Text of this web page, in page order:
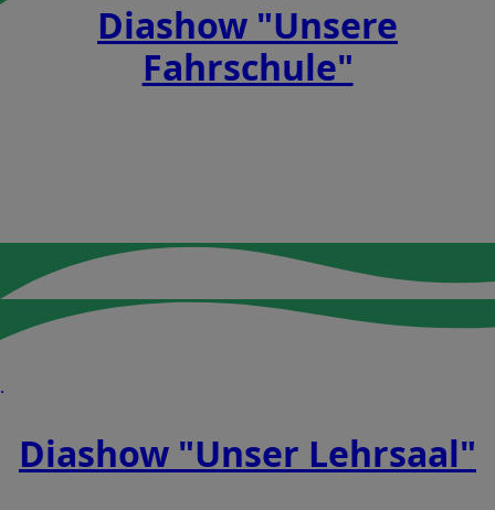
Diashow "Unsere
Fahrschule"
.
Diashow "Unser Lehrsaal"